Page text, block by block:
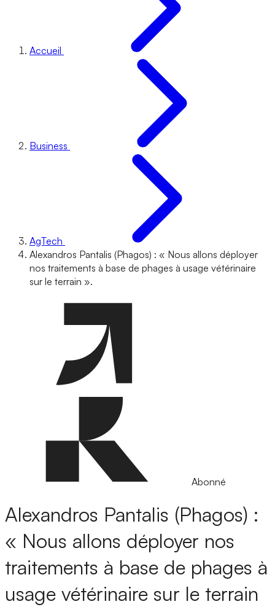
Accueil
Business
AgTech
Alexandros Pantalis (Phagos) : « Nous allons déployer
nos traitements à base de phages à usage vétérinaire
sur le terrain ».
Abonné
Alexandros Pantalis (Phagos) :
« Nous allons déployer nos
traitements à base de phages à
usage vétérinaire sur le terrain